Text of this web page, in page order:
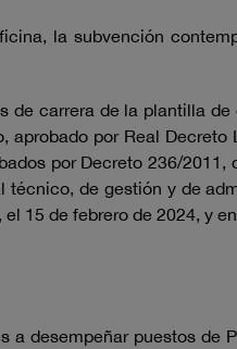
la subvención
carrera de la plantilla
por Real Decreto
por Decreto 236/2011,
de gestión y de
15 de febrero de 2024, y
a desempeñar puestos de